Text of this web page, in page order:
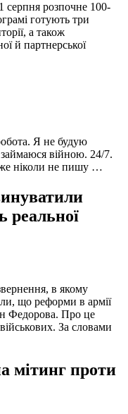
серпня розпочне 100-
готують три
а також
й партнерської
Я не будую
війною. 24/7.
ніколи не пишу …
реальної
в якому
що реформи в армії
Федорова. Про це
За словами
мітинг проти